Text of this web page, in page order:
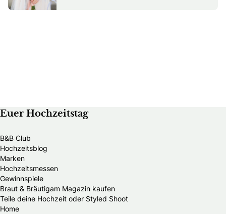
Euer Hochzeitstag
B&B Club
Hochzeitsblog
Marken
Hochzeitsmessen
Gewinnspiele
Braut & Bräutigam Magazin kaufen
Teile deine Hochzeit oder Styled Shoot
Home